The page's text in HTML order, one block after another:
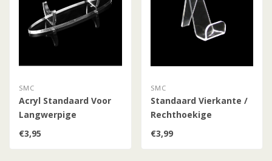
SMC
Acryl Standaard Voor
Langwerpige
Voorwerpen
€3,95
SMC
Standaard Vierkante /
Rechthoekige
Voorwerpen
€3,99